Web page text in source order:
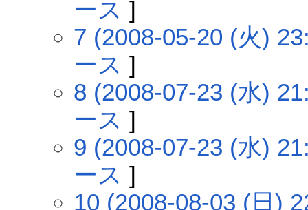
ース ]
7 (2008-05-20 (火)
ース ]
8 (2008-07-23 (水)
ース ]
9 (2008-07-23 (水)
ース ]
10 (2008-08-03 (日)